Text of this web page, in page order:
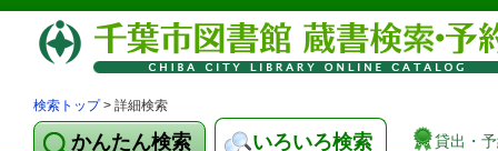
検索トップ> 詳細検索
かんたん検索 いろいろ検索 貸出・